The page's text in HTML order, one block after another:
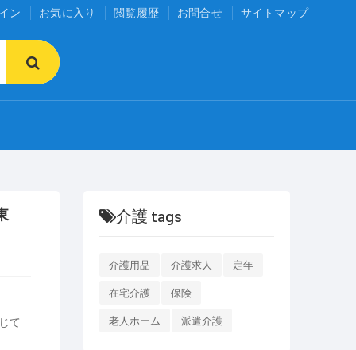
ン お気に入り 閲覧履歴 お問合せ サイトマップ
て
介護 tags
介護用品 介護求人 定年
在宅介護 保険
老人ホーム 派遣介護